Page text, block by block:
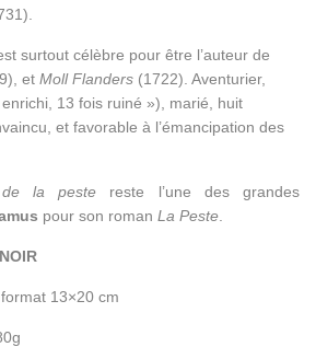
surtout célèbre pour être l’auteur de
et Moll Flanders (1722). Aventurier,
13 fois ruiné »), marié, huit
et favorable à l’émancipation des
de la peste reste l’une des grandes
pour son roman La Peste
13×20 cm